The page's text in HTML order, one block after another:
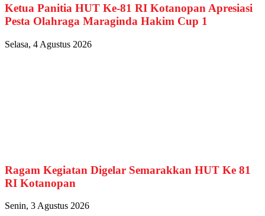
Ketua Panitia HUT Ke-81 RI Kotanopan Apresiasi
Pesta Olahraga Maraginda Hakim Cup 1
Selasa, 4 Agustus 2026
Ragam Kegiatan Digelar Semarakkan HUT Ke 81
RI Kotanopan
Senin, 3 Agustus 2026